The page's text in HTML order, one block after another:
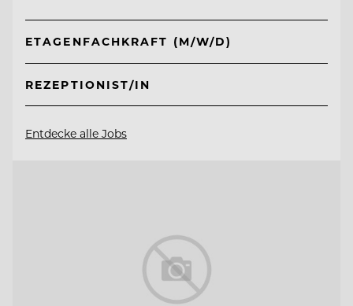
ETAGENFACHKRAFT (M/W/D)
REZEPTIONIST/IN
Entdecke alle Jobs